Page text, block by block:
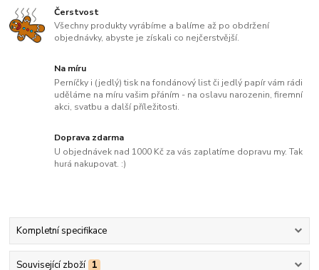
Čerstvost
Všechny produkty vyrábíme a balíme až po obdržení
objednávky, abyste je získali co nejčerstvější.
Na míru
Perníčky i (jedlý) tisk na fondánový list či jedlý papír vám rádi
uděláme na míru vašim přáním - na oslavu narozenin, firemní
akci, svatbu a další příležitosti.
Doprava zdarma
U objednávek nad 1000 Kč za vás zaplatíme dopravu my. Tak
hurá nakupovat. :)
Kompletní specifikace
Související zboží 1